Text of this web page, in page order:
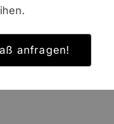
anfragen!